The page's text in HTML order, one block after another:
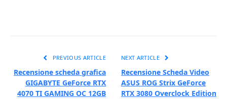
PREVIOUS ARTICLE
Recensione scheda grafica
GIGABYTE GeForce RTX
4070 TI GAMING OC 12GB
NEXT ARTICLE
Recensione Scheda Video
ASUS ROG Strix GeForce
RTX 3080 Overclock Edition